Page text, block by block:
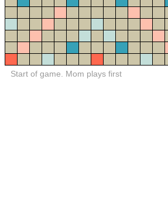
Start of game. Mom plays first